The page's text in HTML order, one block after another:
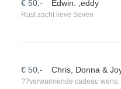
€ 50,- Edwin. ,eddy
Rust zacht lieve Seven
€ 50,- Chris, Donna &
??verwarmende cadeau